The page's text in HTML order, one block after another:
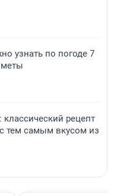
узнать по погоде 7
рецепт
тем самым вкусом из